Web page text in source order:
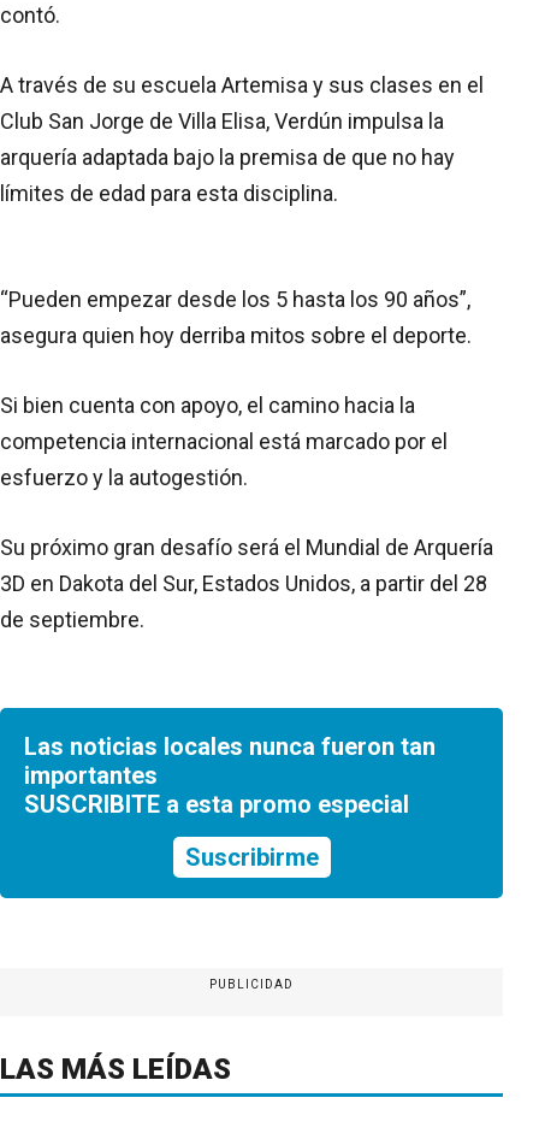
contó.
A través de su escuela Artemisa y sus clases en el
Club San Jorge de Villa Elisa, Verdún impulsa la
arquería adaptada bajo la premisa de que no hay
límites de edad para esta disciplina.
“Pueden empezar desde los 5 hasta los 90 años”,
asegura quien hoy derriba mitos sobre el deporte.
Si bien cuenta con apoyo, el camino hacia la
competencia internacional está marcado por el
esfuerzo y la autogestión.
Su próximo gran desafío será el Mundial de Arquería
3D en Dakota del Sur, Estados Unidos, a partir del 28
de septiembre.
Las noticias locales nunca fueron tan
importantes
SUSCRIBITE a esta promo especial
Suscribirme
PUBLICIDAD
LAS MÁS LEÍDAS